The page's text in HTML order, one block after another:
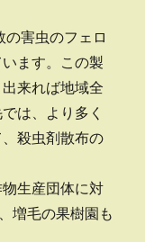
害虫のフェロ
ます。この製
来れば地域全
は、より多く
殺虫剤散布の
生産団体に対
増毛の果樹園も